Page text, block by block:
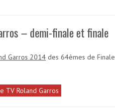
– demi-finale et finale
Garros 2014 des 64èmes de Finale
TV Roland Garros